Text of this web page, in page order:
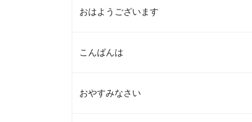
おはようございます
こんばんは
おやすみなさい